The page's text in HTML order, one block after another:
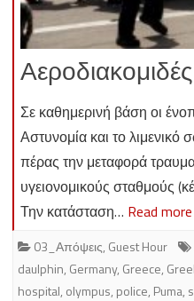
Αεροδιακομιδές
Σε καθημερινή βάση οι
Αστυνομία και το λιμενικό
πέρας την μεταφορά
υγειονομικούς σταθμούς
Την κατάσταση… Read
03_Απόψεις, Guest Hour
daulphin, Germany, Greece,
hospital, olympus, police, Puma,